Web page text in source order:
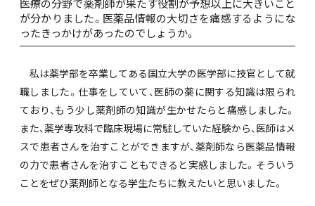
――医療の分野で薬剤師が果たす役割が予想以上に大きいこと
が分かりました。医薬品情報の大切さを痛感するようにな
ったきっかけがあったのでしょうか。
私は薬学部を卒業してある国立大学の医学部に技官として就
職しました。仕事をしていて、医師の薬に関する知識は限られ
ており、もう少し薬剤師の知識が生かせたらと痛感しました。
また、薬学専攻科で臨床現場に常駐していた経験から、医師はメ
スで患者さんを治すことができますが、薬剤師なら医薬品情報
の力で患者さんを治すこともできると実感しました。そういう
ことをぜひ薬剤師となる学生たちに教えたいと思いました。